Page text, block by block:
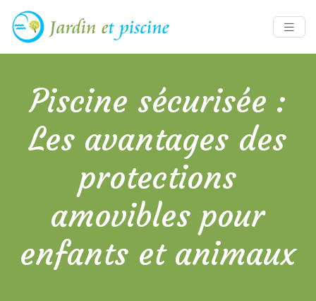
Piscine sécurisée :
Les avantages des
protections
amovibles pour
enfants et animaux